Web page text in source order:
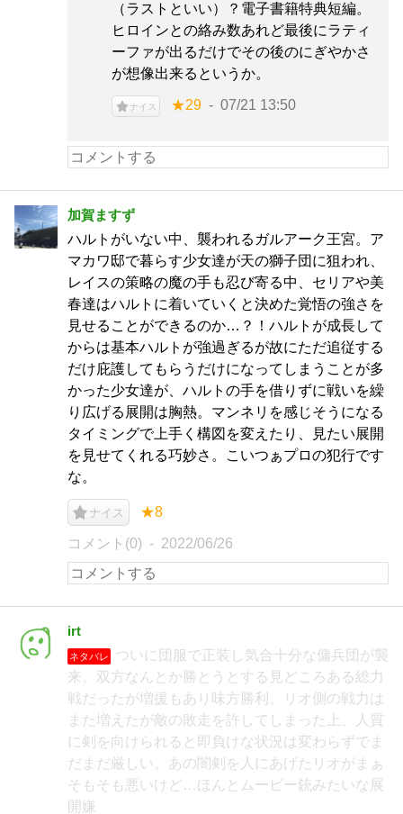
（ラストといい）？電子書籍特典短編。
ヒロインとの絡み数あれど最後にラティ
ーファが出るだけでその後のにぎやかさ
が想像出来るというか。
ナイス ★29 07/21 13:50
加賀ますず
ハルトがいない中、襲われるガルアーク王宮。ア
マカワ邸で暮らす少女達が天の獅子団に狙われ、
レイスの策略の魔の手も忍び寄る中、セリアや美
春達はハルトに着いていくと決めた覚悟の強さを
見せることができるのか…？！ハルトが成長して
からは基本ハルトが強過ぎるが故にただ追従する
だけ庇護してもらうだけになってしまうことが多
かった少女達が、ハルトの手を借りずに戦いを繰
り広げる展開は胸熱。マンネリを感じそうになる
タイミングで上手く構図を変えたり、見たい展開
を見せてくれる巧妙さ。こいつぁプロの犯行です
な。
ナイス ★8
コメント(0) 2022/06/26
irt
ネタバレ
ついに団服で正装し気合十分な傭兵団が襲
来。双方なんとか勝とうとする見どころある総力
戦だったが増援もあり味方勝利。リオ側の戦力は
また増えたが敵の敗走を許してしまった上、人質
に剣を向けられると即負けな状況は変わらずでま
だまだ厳しい。あの闇剣を人にあげたリオがまぁ
そもそも悪いけど…ほんとムービー銃みたいな展
開嫌